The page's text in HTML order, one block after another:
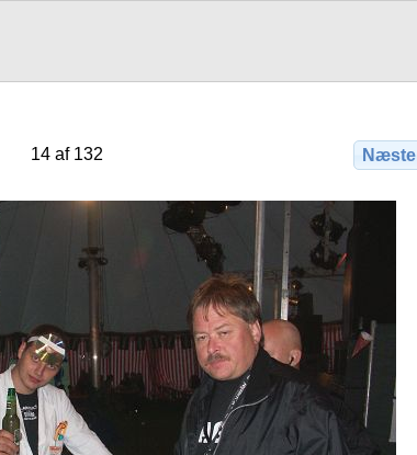
14 af 132 Næste